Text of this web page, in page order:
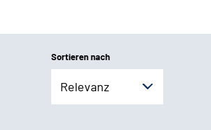
Sortieren nach
Relevanz